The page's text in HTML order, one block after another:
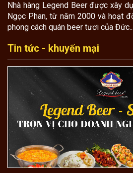
Nhà hàng Legend Beer được xây
Ngọc Phan, từ năm 2000 và hoạt
phong cách quán beer tươi của
Tin tức - khuyến mại